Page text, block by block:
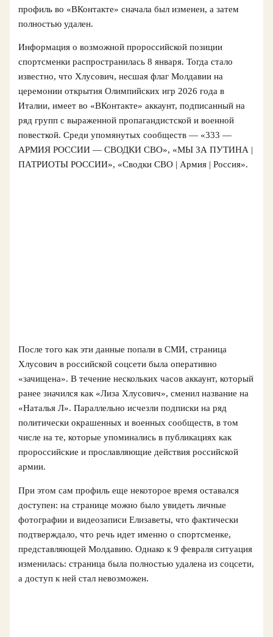
профиль во «ВКонтакте» сначала был изменен, а затем
полностью удален.
Информация о возможной пророссийской позиции
спортсменки распространилась 8 января. Тогда стало
известно, что Хлусович, несшая флаг Молдавии на
церемонии открытия Олимпийских игр 2026 года в
Италии, имеет во «ВКонтакте» аккаунт, подписанный на
ряд групп с выраженной пропагандистской и военной
повесткой. Среди упомянутых сообществ — «333 —
АРМИЯ РОССИИ — СВОДКИ СВО», «МЫ ЗА ПУТИНА |
ПАТРИОТЫ РОССИИ», «Сводки СВО | Армия | Россия».
После того как эти данные попали в СМИ, страница
Хлусович в российской соцсети была оперативно
«зачищена». В течение нескольких часов аккаунт, который
ранее значился как «Лиза Хлусович», сменил название на
«Наталья Л». Параллельно исчезли подписки на ряд
политически окрашенных и военных сообществ, в том
числе на те, которые упоминались в публикациях как
пророссийские и прославляющие действия российской
армии.
При этом сам профиль еще некоторое время оставался
доступен: на странице можно было увидеть личные
фотографии и видеозаписи Елизаветы, что фактически
подтверждало, что речь идет именно о спортсменке,
представляющей Молдавию. Однако к 9 февраля ситуация
изменилась: страница была полностью удалена из соцсети,
а доступ к ней стал невозможен.